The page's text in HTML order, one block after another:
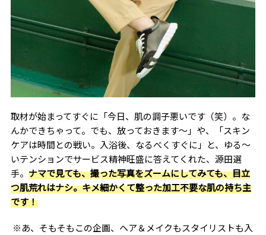
取材が始まってすぐに「今日、肌の調子悪いです（笑）。な
んかできちゃって。でも、放っておきます～」や、「スキン
ケアは時間との戦い。入浴後、なるべくすぐに」と、ゆる〜
いテンションでサービス精神旺盛に答えてくれた、源田選
手。 ナマで見ても、撮った写真をズームにしてみても、目立
つ肌荒れはナシ。キメ細かくて整った加工不要な肌の持ち主
です！
※あ、そもそもこの企画、ヘア＆メイクもスタイリストも入